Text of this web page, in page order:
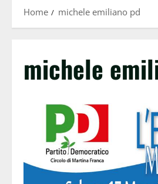
Home michele emiliano pd
michele